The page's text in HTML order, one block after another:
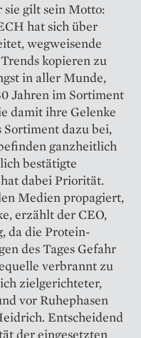
sie gilt sein Motto:
hat sich über
wegweisende
kopieren zu
in aller Munde,
Jahren im Sortiment
damit ihre Gelenke
dazu bei,
ganzheitlich
bestätigte
dabei Priorität.
Medien propagiert,
erzählt der CEO,
da die Protein-
des Tages Gefahr
verbrannt zu
zielgerichteter,
vor Ruhephasen
Entscheidend
der eingesetzten